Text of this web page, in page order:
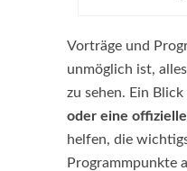
Vorträge und
unmöglich ist,
zu sehen. Ein
oder eine
helfen, die
Programmpunkte